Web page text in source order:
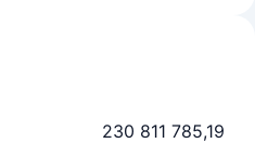
230 811 785,19